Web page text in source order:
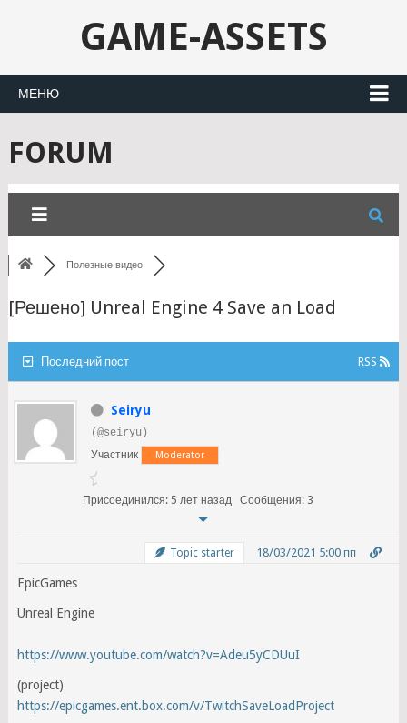
GAME-ASSETS
МЕНЮ
FORUM
Полезные видео
[Решено] Unreal Engine 4 Save an Load
Последний пост RSS
Seiryu
(@seiryu)
Участник
Moderator
Присоединился: 5 лет назад Сообщения: 3
Topic starter 18/03/2021 5:00 пп
EpicGames
Unreal Engine
https://www.youtube.com/watch?v=Adeu5yCDUuI
(project)
https://epicgames.ent.box.com/v/TwitchSaveLoadProject